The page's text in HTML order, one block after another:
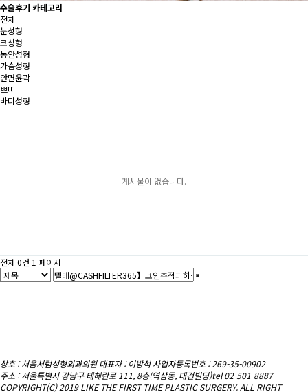
수술후기 카테고리
전체
눈성형
코성형
동안성형
가슴성형
안면윤곽
쁘띠
바디성형
게시물이 없습니다.
전체 0건 1 페이지
상호 : 처음처럼성형외과의원대표자 : 이방석 사업자등록번호 : 269-35-00902
주소 : 서울특별시 강남구 테헤란로 111, 8층(역삼동, 대건빌딩)tel 02-501-8887
COPYRIGHT(C) 2019 LIKE THE FIRST TIME PLASTIC SURGERY. ALL RIGHT